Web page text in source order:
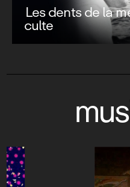
Les dents de la
culte